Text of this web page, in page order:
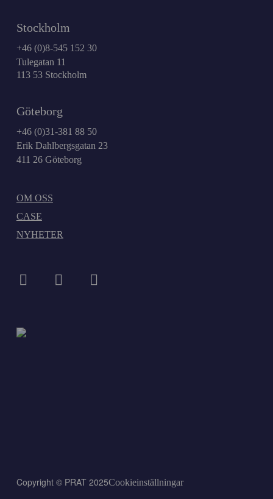
Stockholm
+46 (0)8-545 152 30
Tulegatan 11
113 53 Stockholm
Göteborg
+46 (0)31-381 88 50
Erik Dahlbergsgatan 23
411 26 Göteborg
OM OSS
CASE
NYHETER
Copyright © PRAT 2025Cookieinställningar